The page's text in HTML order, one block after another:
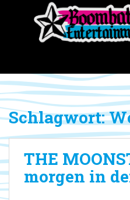
o
m
a
c
t
e
Schlagwort:
THE
morgen in